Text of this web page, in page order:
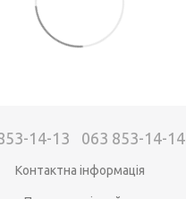
14-13 063 853-14-14
Контактна інформація